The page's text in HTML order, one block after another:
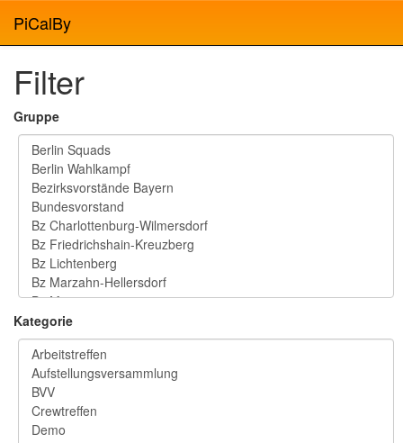
PiCalBy
Filter
Gruppe
Kategorie